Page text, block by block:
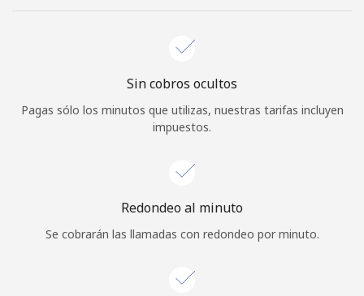
Iniciar Sesión
Continuar con
Sin cobros ocultos
Pagas sólo los minutos que utilizas, nuestras tarifas incluyen
impuestos.
Redondeo al minuto
Se cobrarán las llamadas con redondeo por minuto.